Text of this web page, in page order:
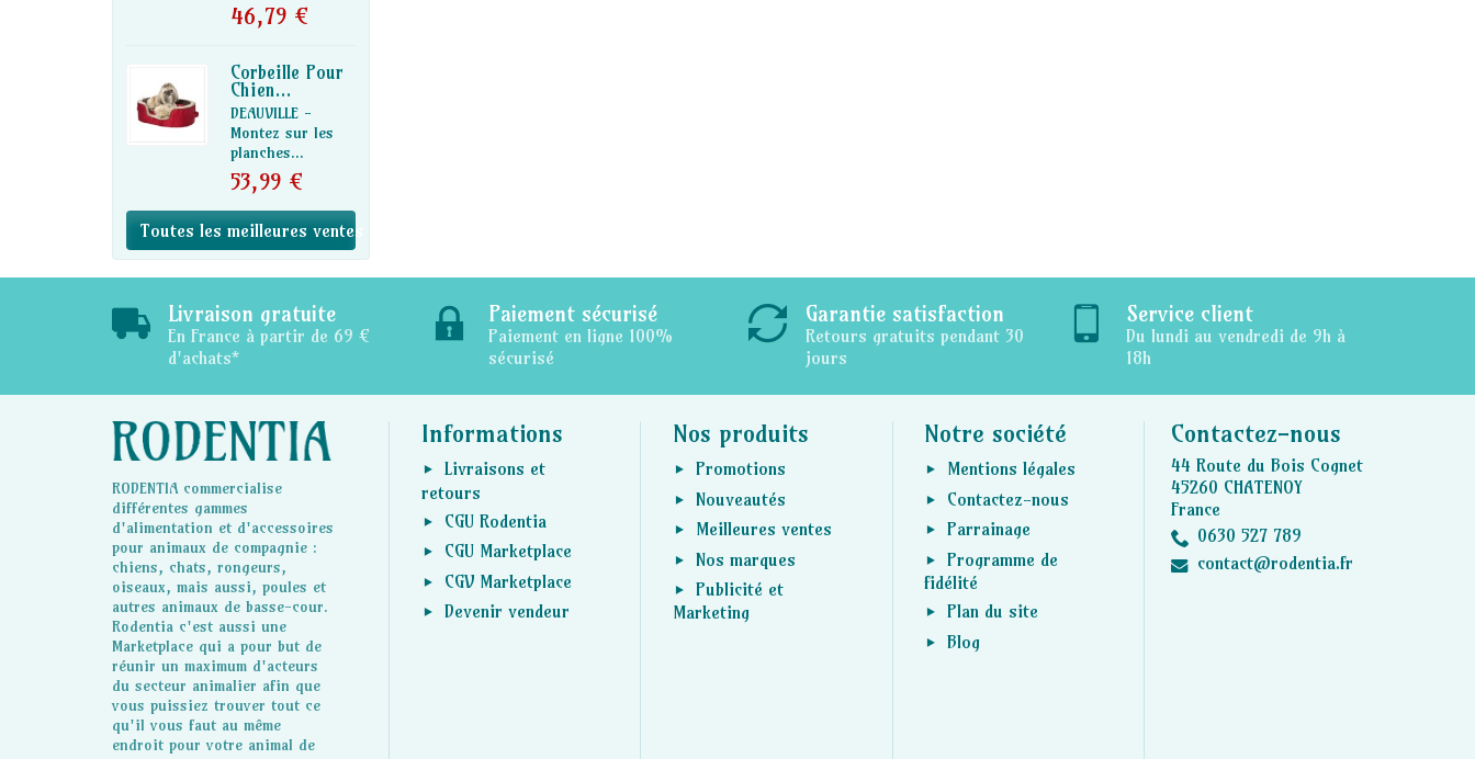
46,79 €
Corbeille Pour
Chien...
DEAUVILLE -
Montez sur les
planches...
53,99 €
Toutes les meilleures ventes
Livraison gratuite
En France à partir de 69 €
d'achats*
Paiement sécurisé
Paiement en ligne 100%
sécurisé
Garantie satisfaction
Retours gratuits pendant 30
jours
Service client
Du lundi au vendredi de 9h à
18h
RODENTIA commercialise
différentes gammes
d'alimentation et d'accessoires
pour animaux de compagnie :
chiens, chats, rongeurs,
oiseaux, mais aussi, poules et
autres animaux de basse-cour.
Rodentia c'est aussi une
Marketplace qui a pour but de
réunir un maximum d'acteurs
du secteur animalier afin que
vous puissiez trouver tout ce
qu'il vous faut au même
endroit pour votre animal de
Informations
Livraisons et
retours
CGU Rodentia
CGU Marketplace
CGV Marketplace
Devenir vendeur
Nos produits
Promotions
Nouveautés
Meilleures ventes
Nos marques
Publicité et
Marketing
Notre société
Mentions légales
Contactez-nous
Parrainage
Programme de
fidélité
Plan du site
Blog
Contactez-nous
44 Route du Bois Cognet
45260 CHATENOY
France
0630 527 789
contact@rodentia.fr